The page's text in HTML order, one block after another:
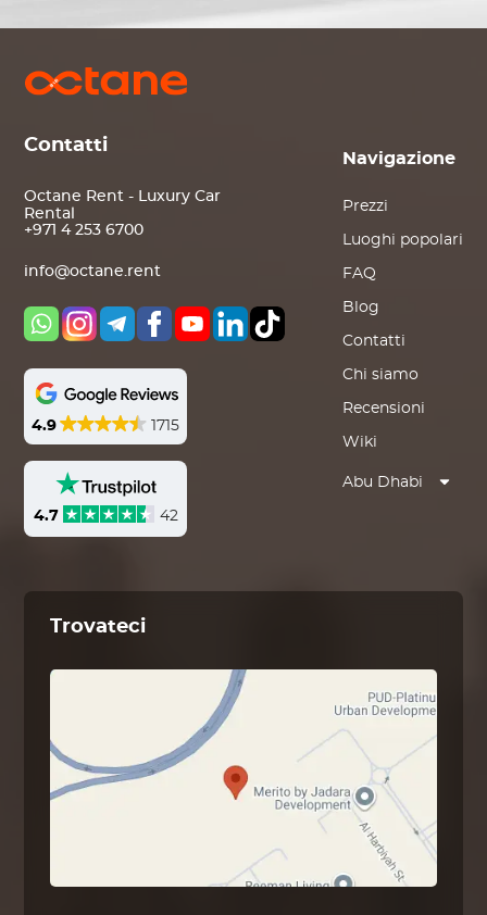
Contatti
Octane Rent - Luxury Car
Rental
+971 4 253 6700
info@octane.rent
4.9 1715
4.7 42
Navigazione
Prezzi
Luoghi popolari
FAQ
Blog
Contatti
Chi siamo
Recensioni
Wiki
Abu Dhabi
Trovateci